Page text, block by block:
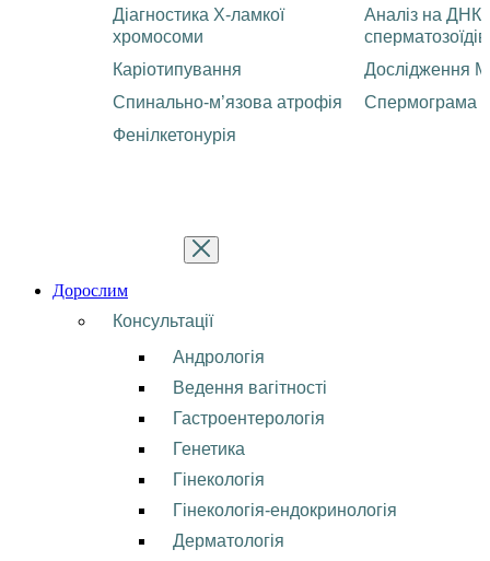
Діагностика Х-ламкої
хромосоми
Каріотипування
Спинально-м’язова атрофія
Фенілкетонурія
Аналіз на
сперматозоїдів
Дослідження
Спермограма
Дорослим
Консультації
Андрологія
Ведення вагітності
Гастроентерологія
Генетика
Гінекологія
Гінекологія-ендокринологія
Дерматологія